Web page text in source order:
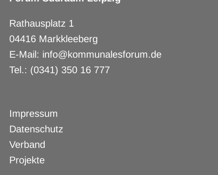
Rathausplatz 1
04416 Markkleeberg
E-Mail: info@kommunalesforum.de
Tel.: (0341) 350 16 777
Navigation
überspringen
Impressum
Datenschutz
Verband
Projekte